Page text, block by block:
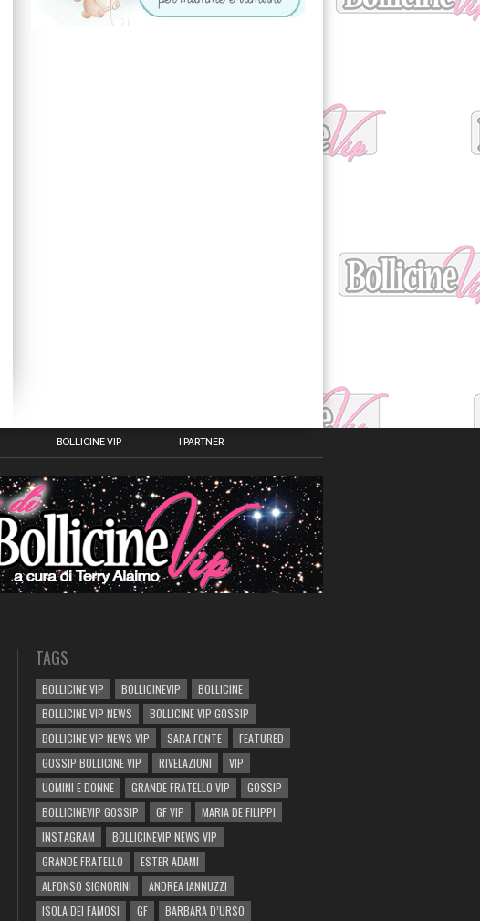
BOLLICINE VIP I PARTNER
TAGS
BOLLICINE VIP BOLLICINEVIP
BOLLICINE
BOLLICINE VIP NEWS
BOLLICINE VIP GOSSIP
BOLLICINE VIP NEWS VIP
SARA FONTE
FEATURED
GOSSIP BOLLICINE VIP
RIVELAZIONI
VIP
UOMINI E DONNE
GRANDE FRATELLO VIP
GOSSIP
BOLLICINEVIP GOSSIP
GF VIP
MARIA DE FILIPPI
INSTAGRAM
BOLLICINEVIP NEWS VIP
GRANDE FRATELLO
ESTER ADAMI
ALFONSO SIGNORINI
ANDREA IANNUZZI
ISOLA DEI FAMOSI
GF BARBARA D’URSO